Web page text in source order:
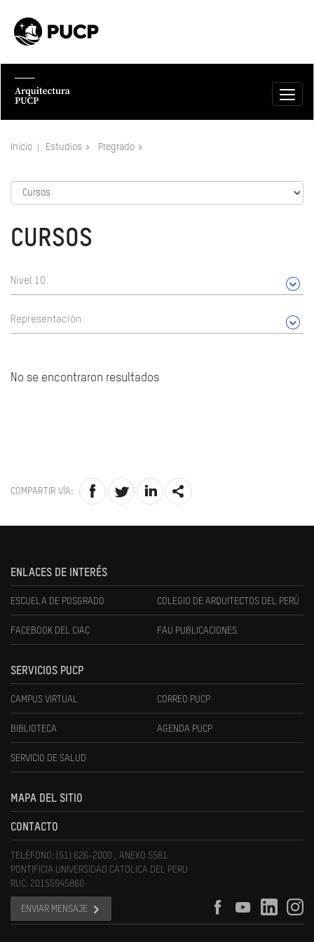
Inicio Estudios Pregrado
CURSOS
Nivel 10
Representación
No se encontraron resultados
COMPARTIR VÍA:
ENLACES DE INTERÉS
ESCUELA DE POSGRADO COLEGIO DE ARQUITECTOS DEL PERÚ
FACEBOOK DEL CIAC FAU PUBLICACIONES
SERVICIOS PUCP
CAMPUS VIRTUAL CORREO PUCP
BIBLIOTECA AGENDA PUCP
SERVICIO DE SALUD
MAPA DEL SITIO
CONTACTO
TELÉFONO: (51) 626-2000 , ANEXO 5581
PONTIFICIA UNIVERSIDAD CATOLICA DEL PERU
RUC: 20155945860
ENVIAR MENSAJE